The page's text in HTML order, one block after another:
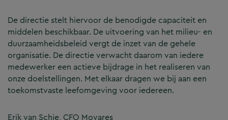
De directie stelt hiervoor de benodigde capaciteit en
middelen beschikbaar. De uitvoering van het milieu- en
duurzaamheidsbeleid vergt de inzet van de gehele
organisatie. De directie verwacht daarom van iedere
medewerker een actieve bijdrage in het realiseren van
onze doelstellingen. Met elkaar dragen we bij aan een
toekomstvaste leefomgeving voor iedereen.
Erik van Schie, CFO Movares